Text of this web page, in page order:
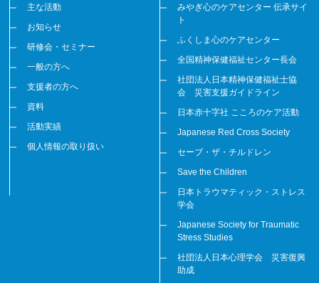
主な活動
お知らせ
研修会・セミナー
一般の方へ
支援者の方へ
資料
活動実績
個人情報の取り扱い
みやぎ心のケアセンター 伝承サイ
ト
ふくしま心のケアセンター
全国精神保健福祉センター長会
社団法人日本精神保健福祉士協
会 災害支援ガイドライン
日本赤十字社 こころのケア活動
Japanese Red Cross Society
セーブ・ザ・チルドレン
Save the Children
日本トラウマティック・ストレス
学会
Japanese Society for Traumatic
Stress Studies
社団法人日本心理学会 災害復興
助成